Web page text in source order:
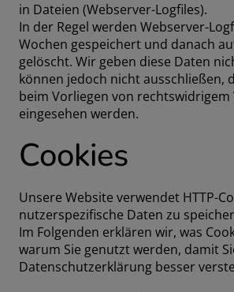
in Dateien (Webserver-Logfiles).
In der Regel werden Webserver-
Wochen gespeichert und danach
gelöscht. Wir geben diese Daten
können jedoch nicht ausschließen,
beim Vorliegen von rechtswidrigem
eingesehen werden.
Cookies
Unsere Website verwendet HTTP-
nutzerspezifische Daten zu
Im Folgenden erklären wir, was
warum Sie genutzt werden, damit
Datenschutzerklärung besser